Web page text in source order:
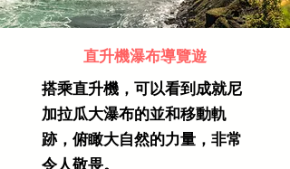
直升機瀑布導覽遊
搭乘直升機，可以看到成就尼
加拉瓜⼤瀑布的並和移動軌
跡，俯瞰⼤⾃然的⼒量，非常
令⼈敬畏。